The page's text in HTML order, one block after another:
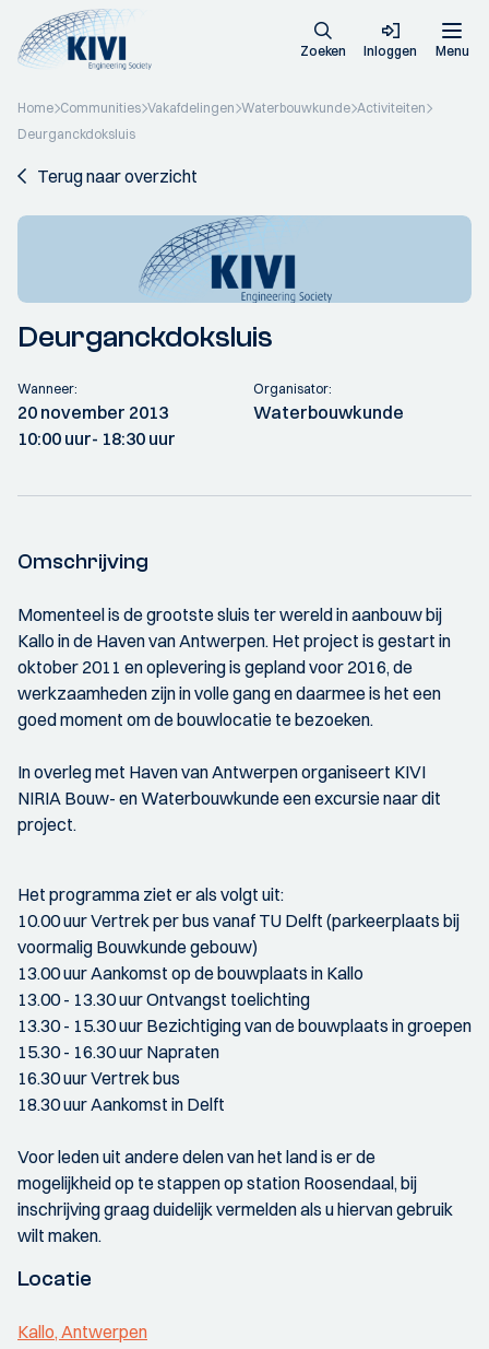
Zoeken Inloggen Menu
Home Communities Vakafdelingen Waterbouwkunde Activiteiten
Deurganckdoksluis
Terug naar overzicht
Deurganckdoksluis
Wanneer:
20 november 2013
10:00 uur- 18:30 uur
Organisator:
Waterbouwkunde
Omschrijving
Momenteel is de grootste sluis ter wereld in aanbouw bij
Kallo in de Haven van Antwerpen. Het project is gestart in
oktober 2011 en oplevering is gepland voor 2016, de
werkzaamheden zijn in volle gang en daarmee is het een
goed moment om de bouwlocatie te bezoeken.
In overleg met Haven van Antwerpen organiseert KIVI
NIRIA Bouw- en Waterbouwkunde een excursie naar dit
project.
Het programma ziet er als volgt uit:
10.00 uur Vertrek per bus vanaf TU Delft (parkeerplaats bij
voormalig Bouwkunde gebouw)
13.00 uur Aankomst op de bouwplaats in Kallo
13.00 - 13.30 uur Ontvangst toelichting
13.30 - 15.30 uur Bezichtiging van de bouwplaats in groepen
15.30 - 16.30 uur Napraten
16.30 uur Vertrek bus
18.30 uur Aankomst in Delft
Voor leden uit andere delen van het land is er de
mogelijkheid op te stappen op station Roosendaal, bij
inschrijving graag duidelijk vermelden als u hiervan gebruik
wilt maken.
Locatie
Kallo, Antwerpen